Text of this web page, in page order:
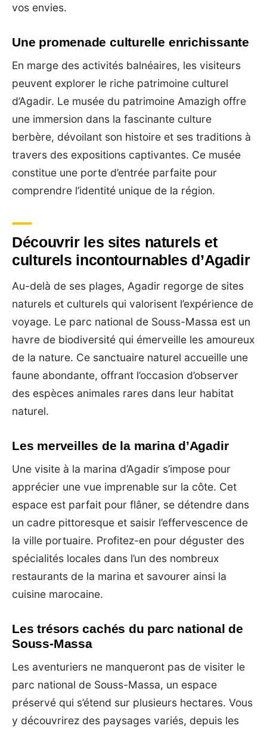
vos envies.
Une promenade culturelle enrichissante
En marge des activités balnéaires, les visiteurs
peuvent explorer le riche patrimoine culturel
d’Agadir. Le musée du patrimoine Amazigh offre
une immersion dans la fascinante culture
berbère, dévoilant son histoire et ses traditions à
travers des expositions captivantes. Ce musée
constitue une porte d’entrée parfaite pour
comprendre l’identité unique de la région.
Découvrir les sites naturels et
culturels incontournables d’Agadir
Au-delà de ses plages, Agadir regorge de sites
naturels et culturels qui valorisent l’expérience de
voyage. Le parc national de Souss-Massa est un
havre de biodiversité qui émerveille les amoureux
de la nature. Ce sanctuaire naturel accueille une
faune abondante, offrant l’occasion d’observer
des espèces animales rares dans leur habitat
naturel.
Les merveilles de la marina d’Agadir
Une visite à la marina d’Agadir s’impose pour
apprécier une vue imprenable sur la côte. Cet
espace est parfait pour flâner, se détendre dans
un cadre pittoresque et saisir l’effervescence de
la ville portuaire. Profitez-en pour déguster des
spécialités locales dans l’un des nombreux
restaurants de la marina et savourer ainsi la
cuisine marocaine.
Les trésors cachés du parc national de
Souss-Massa
Les aventuriers ne manqueront pas de visiter le
parc national de Souss-Massa, un espace
préservé qui s’étend sur plusieurs hectares. Vous
y découvrirez des paysages variés, depuis les